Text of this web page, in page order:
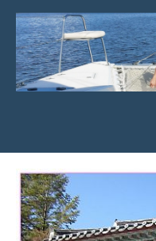
Skip
content
菲
亞
娃
JEFFIA
亞
娃
粉